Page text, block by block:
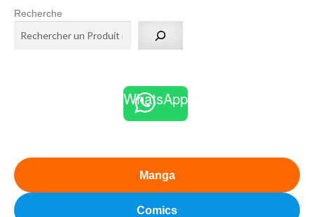
Recherche
WhatsApp
Manga
Comics